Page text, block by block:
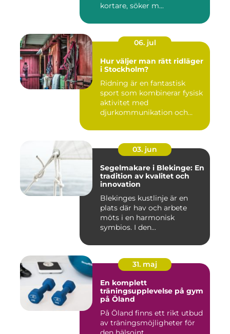
kortare, söker m...
06. jul
Hur väljer man rätt ridläger
i Stockholm?
Ridning är en fantastisk
sport som kombinerar fysisk
aktivitet med
djurkommunikation och
03. jun
Segelmakare i Blekinge: En
tradition av kvalitet och
innovation
Blekinges kustlinje är en
plats där hav och arbete
möts i en harmonisk
symbios. I den...
31. maj
En komplett
träningsupplevelse på gym
på Öland
På Öland finns ett rikt utbud
av träningsmöjligheter för